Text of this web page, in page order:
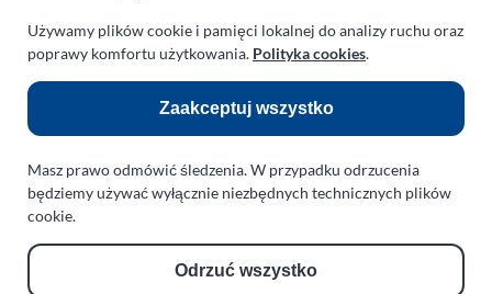
turboklinika.com.pl
Odnośniki:
Bolling Modellballone
Farma Agroturystyczna
Używamy plików cookie i pamięci lokalnej do analizy ruchu oraz
poprawy komfortu użytkowania. Polityka cookies.
Zaakceptuj wszystko
Masz prawo odmówić śledzenia. W przypadku odrzucenia
będziemy używać wyłącznie niezbędnych technicznych plików
cookie.
Odrzuć wszystko